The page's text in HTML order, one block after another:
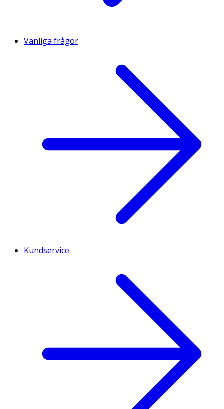
Vanliga frågor
Kundservice